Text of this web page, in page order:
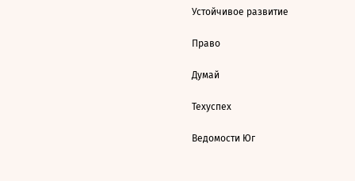
Устойчивое развитие
Право
Думай
Техуспех
Ведомости Юг